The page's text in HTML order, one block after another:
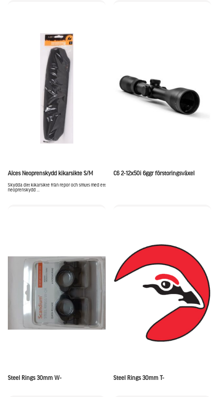
Alces Neoprenskydd kikarsikte S/M
Skydda ditt kikarsikte från repor och smuts med ett
neoprenskydd ...
C6 2-12x50i 6ggr förstoringsväxel
Steel Rings 30mm W- Steel Rings 30mm T-